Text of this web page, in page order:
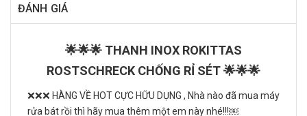
ĐÁNH GIÁ
🌟🌟🌟 THANH INOX ROKITTAS
ROSTSCHRECK CHỐNG RỈ SÉT 🌟🌟🌟
❌❌❌ HÀNG VỀ HOT CỰC HỮU DỤNG , Nhà nào đã mua máy
rửa bát rồi thì hãy mua thêm một em này nhé!!!￼